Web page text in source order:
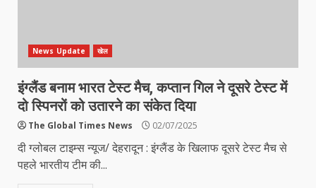
News Update खेल
इंग्लैंड बनाम भारत टेस्ट मैच, कप्तान गिल ने दूसरे टेस्ट में
दो स्पिनरों को उतारने का संकेत दिया
The Global Times News 02/07/2025
दी ग्लोबल टाइम्स न्यूज/ देहरादून : इंग्लैंड के खिलाफ दूसरे टेस्ट मैच से
पहले भारतीय टीम की...